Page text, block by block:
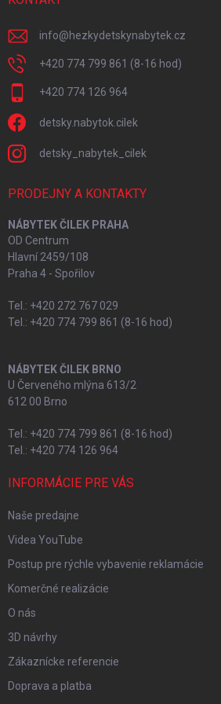
info@hezkydetskynabytek.cz
+420 774 799 861 (8-16 hod)
+420 774 126 964
detsky.nabytok.cilek
detsky_nabytek_cilek
PRODEJNY A KONTAKTY
NÁBYTEK ČILEK PRAHA
OD Centrum
Hlavní 2459/108
Praha 4 - Spořilov
Tel.: +420 272 767 029
Tel.: +420 774 799 861 (8-16 hod)
NÁBYTEK ČILEK BRNO
U Červeného mlýna 613/2
612 00 Brno
Tel.: +420 774 799 861 (8-16 hod)
Tel.: +420 774 126 964
INFORMÁCIE PRE VÁS
Naše predajne
Videa YouTube
Postup pre rýchle vybavenie reklamácie
Komerčné realizácie
O nás
3D návrhy
Zákaznícke referencie
Doprava a platba